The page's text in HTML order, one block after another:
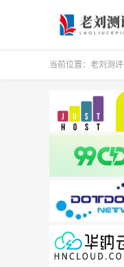
当前位置： 老刘测评